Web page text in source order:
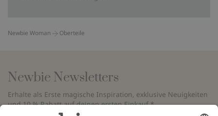
Newbie Woman Oberteile
Newbie Newsletters
Erhalte als Erste magische Inspiration, exklusive Neuigkeiten
und 10 % Rabatt auf deinen ersten Einkauf.*